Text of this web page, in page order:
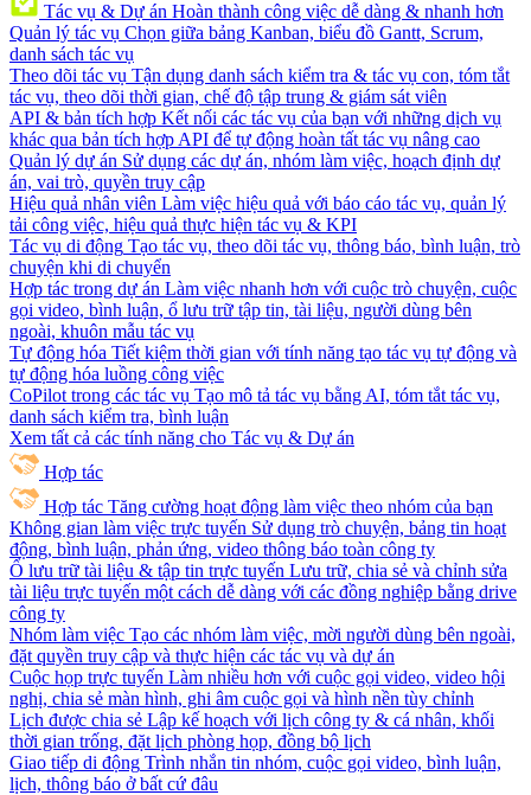
Tác vụ & Dự án Hoàn thành công việc dễ dàng & nhanh hơn
Quản lý tác vụ Chọn giữa bảng Kanban, biểu đồ Gantt, Scrum,
danh sách tác vụ
Theo dõi tác vụ Tận dụng danh sách kiểm tra & tác vụ con, tóm tắt
tác vụ, theo dõi thời gian, chế độ tập trung & giám sát viên
API & bản tích hợp Kết nối các tác vụ của bạn với những dịch vụ
khác qua bản tích hợp API để tự động hoàn tất tác vụ nâng cao
Quản lý dự án Sử dụng các dự án, nhóm làm việc, hoạch định dự
án, vai trò, quyền truy cập
Hiệu quả nhân viên Làm việc hiệu quả với báo cáo tác vụ, quản lý
tải công việc, hiệu quả thực hiện tác vụ & KPI
Tác vụ di động Tạo tác vụ, theo dõi tác vụ, thông báo, bình luận, trò
chuyện khi di chuyển
Hợp tác trong dự án Làm việc nhanh hơn với cuộc trò chuyện, cuộc
gọi video, bình luận, ổ lưu trữ tập tin, tài liệu, người dùng bên
ngoài, khuôn mẫu tác vụ
Tự động hóa Tiết kiệm thời gian với tính năng tạo tác vụ tự động và
tự động hóa luồng công việc
CoPilot trong các tác vụ Tạo mô tả tác vụ bằng AI, tóm tắt tác vụ,
danh sách kiểm tra, bình luận
Xem tất cả các tính năng cho Tác vụ & Dự án
Hợp tác
Hợp tác Tăng cường hoạt động làm việc theo nhóm của bạn
Không gian làm việc trực tuyến Sử dụng trò chuyện, bảng tin hoạt
động, bình luận, phản ứng, video thông báo toàn công ty
Ổ lưu trữ tài liệu & tập tin trực tuyến Lưu trữ, chia sẻ và chỉnh sửa
tài liệu trực tuyến một cách dễ dàng với các đồng nghiệp bằng drive
công ty
Nhóm làm việc Tạo các nhóm làm việc, mời người dùng bên ngoài,
đặt quyền truy cập và thực hiện các tác vụ và dự án
Cuộc họp trực tuyến Làm nhiều hơn với cuộc gọi video, video hội
nghị, chia sẻ màn hình, ghi âm cuộc gọi và hình nền tùy chỉnh
Lịch được chia sẻ Lập kế hoạch với lịch công ty & cá nhân, khối
thời gian trống, đặt lịch phòng họp, đồng bộ lịch
Giao tiếp di động Trình nhắn tin nhóm, cuộc gọi video, bình luận,
lịch, thông báo ở bất cứ đâu